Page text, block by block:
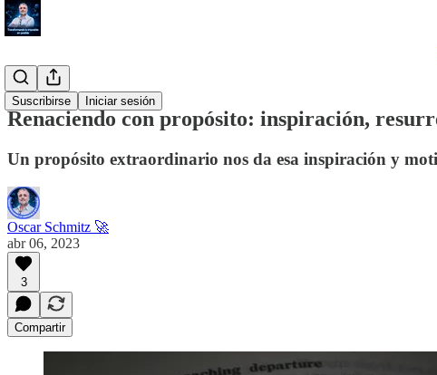
Suscribirse Iniciar sesión
#Blog
Renaciendo con propósito: inspiración,
Un propósito extraordinario nos da esa inspiración y
Oscar Schmitz 🚀
abr 06, 2023
3
Compartir